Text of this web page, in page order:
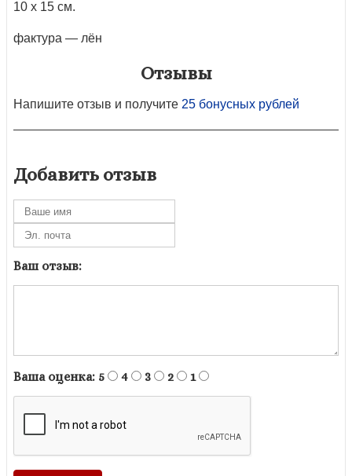
10 х 15 см.
фактура — лён
Отзывы
Напишите отзыв и получите 25 бонусных рублей
Добавить отзыв
Ваш отзыв:
Ваша оценка: 5 4 3 2 1